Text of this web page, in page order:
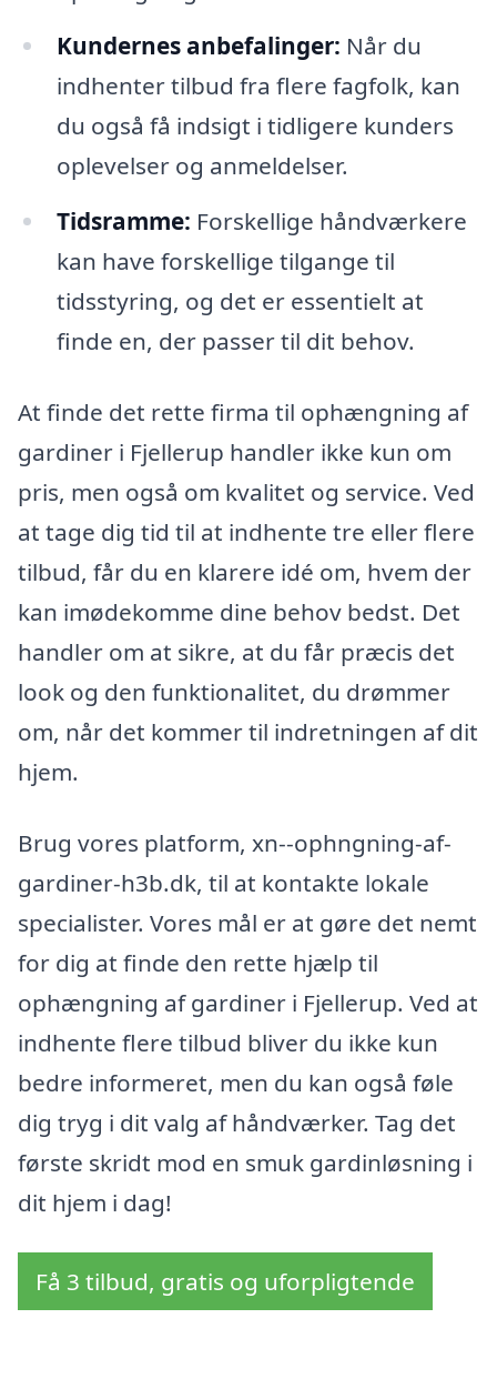
Kundernes anbefalinger: Når du
indhenter tilbud fra flere fagfolk, kan
du også få indsigt i tidligere kunders
oplevelser og anmeldelser.
Tidsramme: Forskellige håndværkere
kan have forskellige tilgange til
tidsstyring, og det er essentielt at
finde en, der passer til dit behov.
At finde det rette firma til ophængning af
gardiner i Fjellerup handler ikke kun om
pris, men også om kvalitet og service. Ved
at tage dig tid til at indhente tre eller flere
tilbud, får du en klarere idé om, hvem der
kan imødekomme dine behov bedst. Det
handler om at sikre, at du får præcis det
look og den funktionalitet, du drømmer
om, når det kommer til indretningen af dit
hjem.
Brug vores platform, xn--ophngning-af-
gardiner-h3b.dk, til at kontakte lokale
specialister. Vores mål er at gøre det nemt
for dig at finde den rette hjælp til
ophængning af gardiner i Fjellerup. Ved at
indhente flere tilbud bliver du ikke kun
bedre informeret, men du kan også føle
dig tryg i dit valg af håndværker. Tag det
første skridt mod en smuk gardinløsning i
dit hjem i dag!
Få 3 tilbud, gratis og uforpligtende